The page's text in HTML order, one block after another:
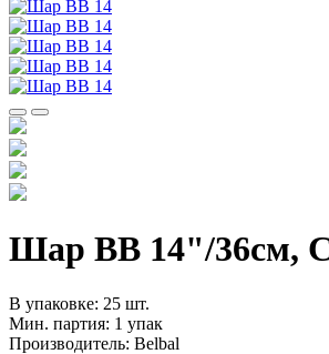
Шар ВВ 14"/36см,
В упаковке: 25 шт.
Мин. партия: 1 упак
Производитель: Belbal